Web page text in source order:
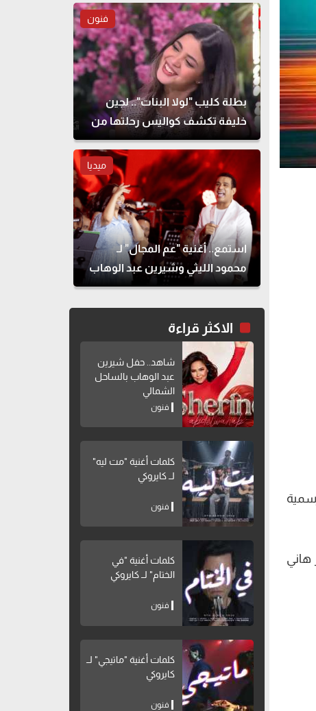
هاني
فنون
بطلة كليب "لولا البنات".. لجين
خليفة تكشف كواليس رحلتها من
الطب للتمثيل
ميديا
استمع.. أغنية "عم المجال" لـ
محمود الليثي وشيرين عبد الوهاب
الاكثر قراءة
شاهد.. حفل شيرين
عبد الوهاب بالساحل
الشمالي
فنون
كلمات أغنية "مت ليه"
لــ كايروكي
فنون
كلمات أغنية "في
الختام" لــ كايروكي
فنون
كلمات أغنية "ماتيجي" لــ
كايروكي
فنون